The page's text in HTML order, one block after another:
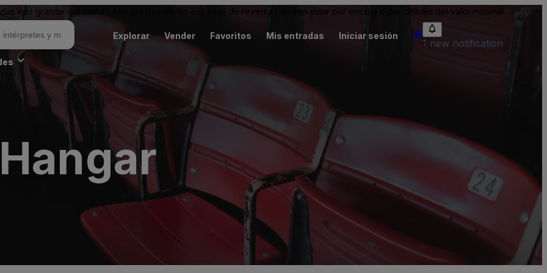
más grande del mundo. Los precios de las entradas de reventa pueden estar por encima o por debajo del valor nominal.
Explorar Vender Favoritos Mis entradas Iniciar sesión
1 new notification